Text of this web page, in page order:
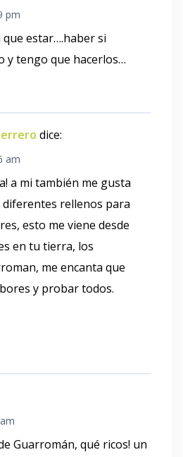
pm
estar….haber si
y tengo que hacerlos…
dice:
am
a mi también me gusta
rellenos para
esto me viene desde
en tu tierra, los
me encanta que
y probar todos.
Guarromán, qué ricos! un